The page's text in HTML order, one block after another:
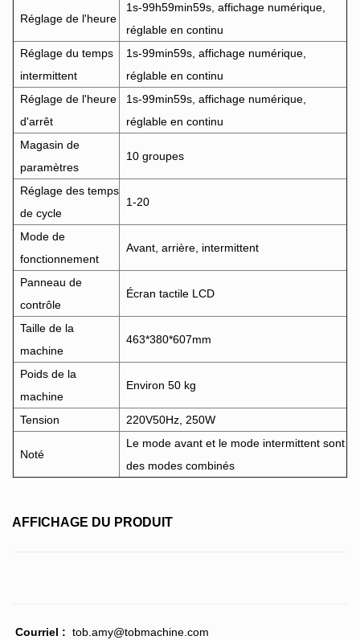
Réglage de l'heure
1s-99h59min59s, affichage numérique,
réglable en continu
Réglage du temps
intermittent
1s-99min59s, affichage numérique,
réglable en continu
Réglage de l'heure
d'arrêt
1s-99min59s, affichage numérique,
réglable en continu
Magasin de
paramètres
10 groupes
Réglage des temps
de cycle
1-20
Mode de
fonctionnement
Avant, arrière, intermittent
Panneau de
contrôle
Écran tactile LCD
Taille de la
machine
463*380*607mm
Poids de la
machine
Environ 50 kg
Tension 220V50Hz, 250W
Noté
Le mode avant et le mode intermittent sont
des modes combinés
AFFICHAGE DU PRODUIT
Courriel : tob.amy@tobmachine.com